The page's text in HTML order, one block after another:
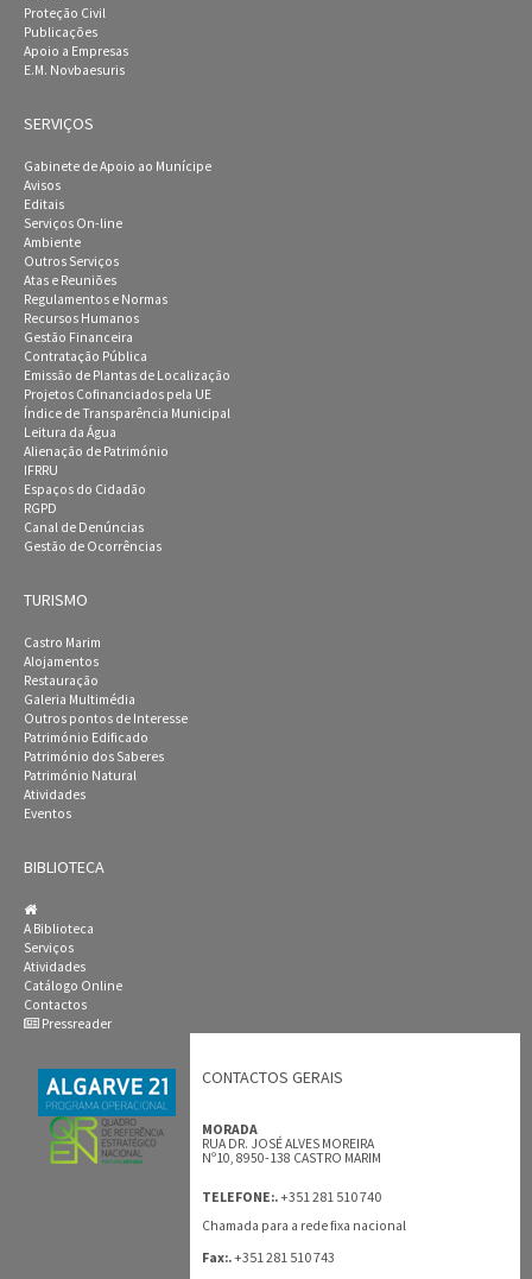
Proteção Civil
Publicações
Apoio a Empresas
E.M. Novbaesuris
SERVIÇOS
Gabinete de Apoio ao Munícipe
Avisos
Editais
Serviços On-line
Ambiente
Outros Serviços
Atas e Reuniões
Regulamentos e Normas
Recursos Humanos
Gestão Financeira
Contratação Pública
Emissão de Plantas de Localização
Projetos Cofinanciados pela UE
Índice de Transparência Municipal
Leitura da Água
Alienação de Património
IFRRU
Espaços do Cidadão
RGPD
Canal de Denúncias
Gestão de Ocorrências
TURISMO
Castro Marim
Alojamentos
Restauração
Galeria Multimédia
Outros pontos de Interesse
Património Edificado
Património dos Saberes
Património Natural
Atividades
Eventos
BIBLIOTECA
A Biblioteca
Serviços
Atividades
Catálogo Online
Contactos
Pressreader
CONTACTOS GERAIS
MORADA
RUA DR. JOSÉ ALVES MOREIRA
Nº10, 8950-138 CASTRO MARIM
TELEFONE:.+351 281 510 740
Chamada para a rede fixa nacional
Fax:.+351 281 510 743